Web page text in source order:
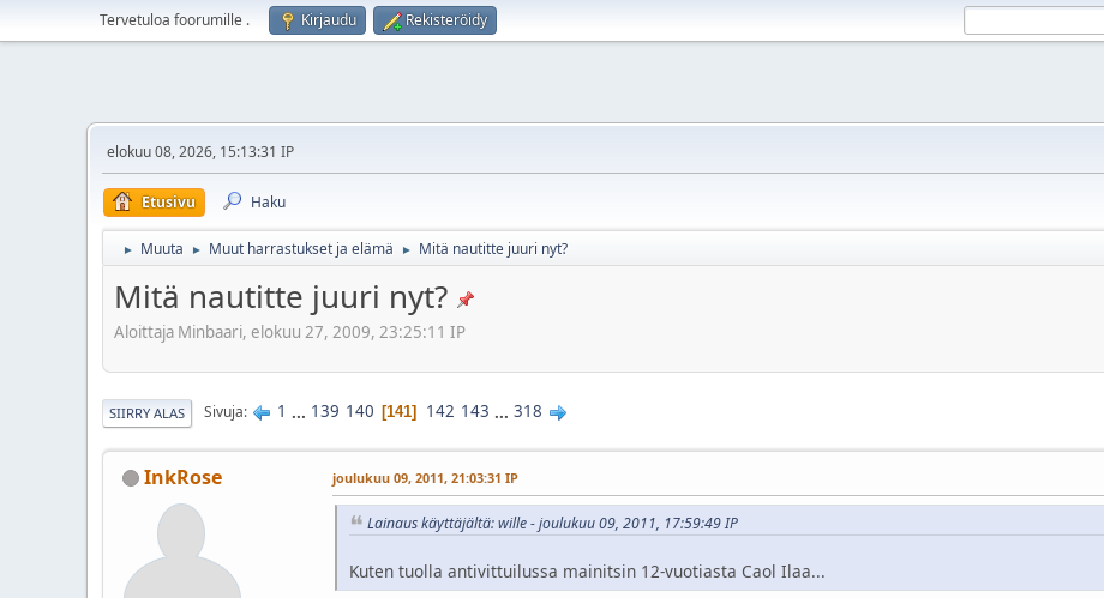
Tervetuloa foorumille . Kirjaudu Rekisteröidy
elokuu 08, 2026, 15:13:31 IP
Etusivu Haku
► Muuta ► Muut harrastukset ja elämä ► Mitä nautitte juuri nyt?
Mitä nautitte juuri nyt?
Aloittaja Minbaari, elokuu 27, 2009, 23:25:11 IP
SIIRRY ALAS Sivuja 1 ... 139 140 141 142 143 ... 318
InkRose joulukuu 09, 2011, 21:03:31 IP
Lainaus käyttäjältä: wille - joulukuu 09, 2011, 17:59:49 IP
Kuten tuolla antivittuilussa mainitsin 12-vuotiasta Caol Ilaa...